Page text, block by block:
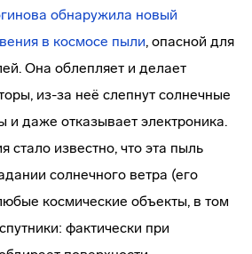
обнаружила новый
в космосе пыли, опасной для
Она облепляет и делает
из-за неё слепнут солнечные
и даже отказывает электроника.
стало известно, что эта пыль
солнечного ветра (его
космические объекты, в том
фактически при